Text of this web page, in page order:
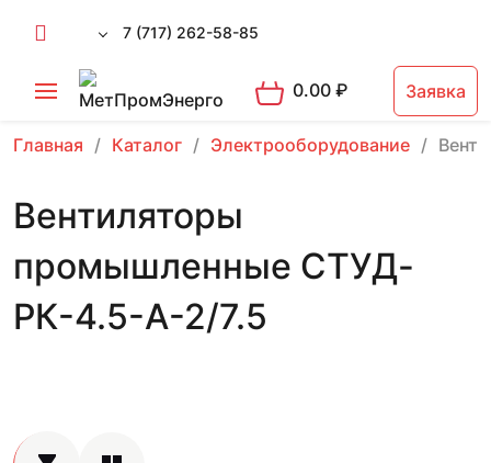
7 (717) 262-58-85
0.00₽ Заявка
Главная Каталог Электрооборудование
Вентиляторы
промышленные СТУД-
РК-4.5-А-2/7.5